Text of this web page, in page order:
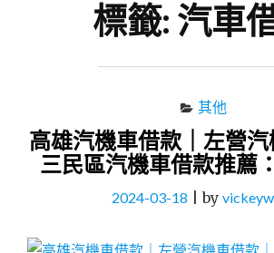
標籤: 汽車
其他
高雄汽機車借款｜左營汽
三民區汽機車借款推薦
2024-03-18 |by